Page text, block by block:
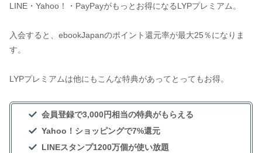
LINE・Yahoo！・PayPayがもっとお得になるLYPプレミアム。
入会すると、ebookJapanのポイント還元率が最大25％になりま
す。
LYPプレミアムは他にもこんな特典があってとってもお得。
会員登録で3,000円相当の特典がもらえる
Yahoo！ショッピングで7%還元
LINEスタンプ1200万個が使い放題